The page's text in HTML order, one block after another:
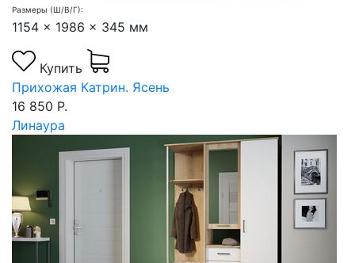
Размеры (Ш/В/Г):
1154 x 1986 x 345 мм
Купить
Прихожая Катрин. Ясень
16 850 Р.
Линаура